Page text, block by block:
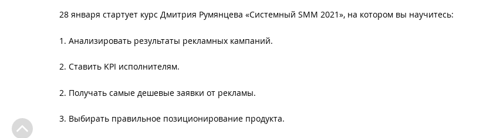
28 января стартует курс Дмитрия Румянцева «Системный SMM 2021», на котором вы научитесь:
1. Анализировать результаты рекламных кампаний.
2. Ставить KPI исполнителям.
2. Получать самые дешевые заявки от рекламы.
3. Выбирать правильное позиционирование продукта.